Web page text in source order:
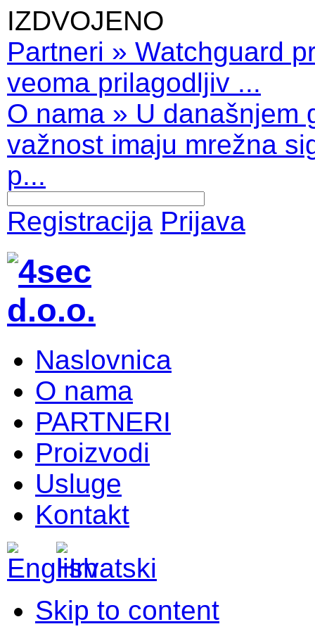
IZDVOJENO
Partneri » Watchguard
veoma prilagodljiv ...
O nama » U današnjem
važnost imaju mrežna
p...
Registracija Prijava
Naslovnica
O nama
PARTNERI
Proizvodi
Usluge
Kontakt
Skip to content